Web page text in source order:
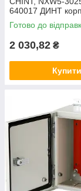
640017 ДИНТ
металева
шафа
Готово до
2 030,82 ₴
Купити